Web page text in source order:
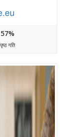
57%
पृष्ठ गति